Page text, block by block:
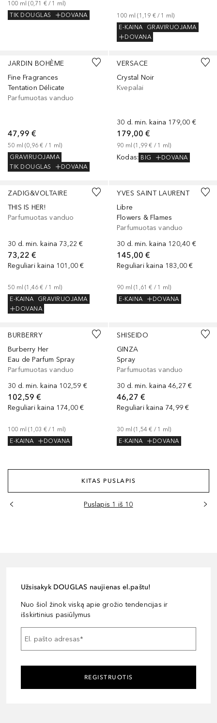
100 ml (0,71 € / 1 ml)
TIK DOUGLAS
DOVANA 100 ml (1,19 € / 1 ml)
E-KAINA
GRAVIRUOJAMA
DOVANA
JARDIN BOHÈME
Fine Fragrances
Tentation Délicate
Parfumuotas vanduo
47,99 €
50 ml (0,96 € / 1 ml)
GRAVIRUOJAMA
TIK DOUGLAS
DOVANA
VERSACE
Crystal Noir
Kvepalai
30 d. min. kaina 179,00 €
179,00 €
90 ml (1,99 € / 1 ml)
Kodas: BIG DOVANA
ZADIG&VOLTAIRE
THIS IS HER!
Parfumuotas vanduo
30 d. min. kaina 73,22 €
73,22 €
Reguliari kaina 101,00 €
50 ml (1,46 € / 1 ml)
E-KAINA
GRAVIRUOJAMA
DOVANA
YVES SAINT LAURENT
Libre
Flowers & Flames
Parfumuotas vanduo
30 d. min. kaina 120,40 €
145,00 €
Reguliari kaina 183,00 €
90 ml (1,61 € / 1 ml)
E-KAINA
DOVANA
BURBERRY
Burberry Her
Eau de Parfum Spray
Parfumuotas vanduo
30 d. min. kaina 102,59 €
102,59 €
Reguliari kaina 174,00 €
100 ml (1,03 € / 1 ml)
E-KAINA
DOVANA
SHISEIDO
GINZA
Spray
Parfumuotas vanduo
30 d. min. kaina 46,27 €
46,27 €
Reguliari kaina 74,99 €
30 ml (1,54 € / 1 ml)
E-KAINA
DOVANA
KITAS PUSLAPIS
Puslapis 1 iš 10
Užsisakyk DOUGLAS naujienas el.paštu!
Nuo šiol žinok viską apie grožio tendencijas ir
išskirtinius pasiūlymus
El. pašto adresas*
REGISTRUOTIS